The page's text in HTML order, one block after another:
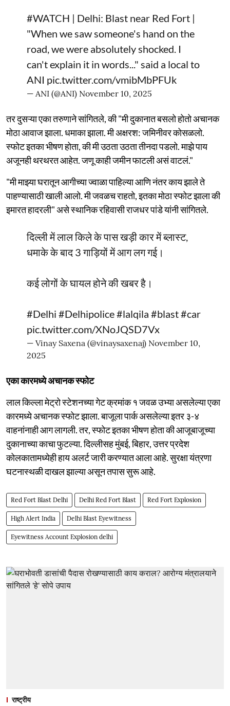
#WATCH | Delhi: Blast near Red Fort |
"When we saw someone's hand on the
road, we were absolutely shocked. I
can't explain it in words..." said a local to
ANI pic.twitter.com/vmibMbPFUk
— ANI (@ANI) November 10, 2025
तर दुसऱ्या एका तरुणाने सांगितले, की "मी दुकानात बसलो होतो अचानक
मोठा आवाज झाला. धमाका झाला. मी अक्षरश: जमिनीवर कोसळलो.
स्फोट इतका भीषण होता, की मी उठता उठता तीनदा पडलो. माझे पाय
अजूनही थरथरत आहेत. जणू काही जमीन फाटली असं वाटलं."
"मी माझ्या घरातून आगीच्या ज्वाळा पाहिल्या आणि नंतर काय झाले ते
पाहण्यासाठी खाली आलो. मी जवळच राहतो, इतका मोठा स्फोट झाला की
इमारत हादरली" असे स्थानिक रहिवासी राजधर पांडे यांनी सांगितले.
दिल्ली में लाल किले के पास खड़ी कार में ब्लास्ट,
धमाके के बाद 3 गाड़ियों में आग लग गई।
कई लोगों के घायल होने की खबर है।
#Delhi #Delhipolice#lalqila #blast#car
pic.twitter.com/XNoJQSD7Vx
— Vinay Saxena (@vinaysaxenaj) November 10,
2025
एका कारमध्ये अचानक स्फोट
लाल किल्ला मेट्रो स्टेशनच्या गेट क्रमांक १ जवळ उभ्या असलेल्या एका
कारमध्ये अचानक स्फोट झाला. बाजूला पार्क असलेल्या इतर ३-४
वाहनांनाही आग लागली. तर, स्फोट इतका भीषण होता की आजूबाजूच्या
दुकानाच्या काचा फुटल्या. दिल्लीसह मुंबई, बिहार, उत्तर प्रदेश
कोलकातामध्येही हाय अलर्ट जारी करण्यात आला आहे. सुरक्षा यंत्रणा
घटनास्थळी दाखल झाल्या असून तपास सुरू आहे.
Red Fort Blast Delhi Delhi Red Fort Blast Red Fort Explosion
High Alert India Delhi Blast Eyewitness
Eyewitness Account Explosion delhi
राष्ट्रीय